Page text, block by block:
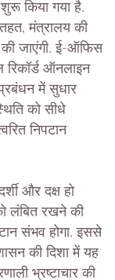
किया गया है.
मंत्रालय की
जाएंगी. ई-ऑफिस
ऑनलाइन
में सुधार
को सीधे
निपटान
और दक्ष हो
लंबित रखने की
संभव होगा. इससे
की दिशा में यह
भ्रष्टाचार की